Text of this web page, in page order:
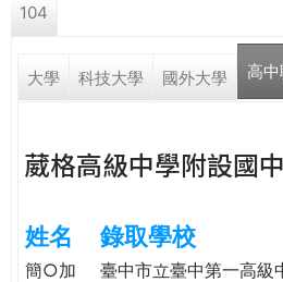
際．
e
h
r
e
104
大學 科技大學 國外大學 高
葳格高級中學附設國
姓名 錄取學校
簡○加 臺中市立臺中第一高級